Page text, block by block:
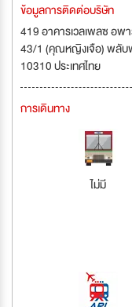
ข้อมูลการติดต่อบริษัท
419 อาคารเวลเพลซ อพ
43/1 (คุณหญิงเจือ) พลับ
10310 ประเทศไทย
การเดินทาง
ไม่มี